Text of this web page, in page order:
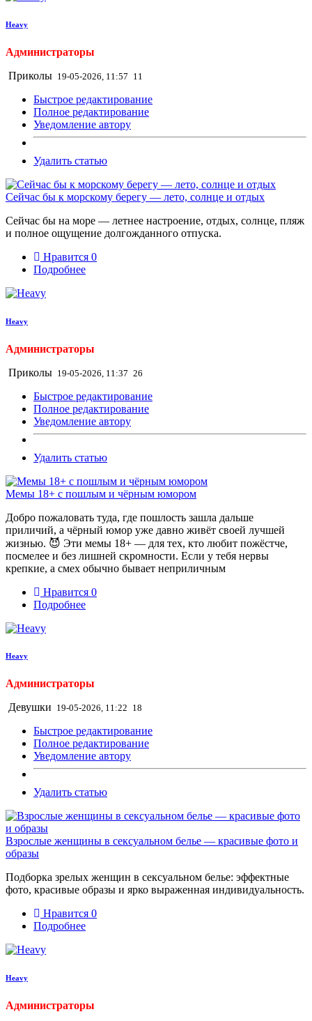
Heavy
Администраторы
Приколы 19-05-2026, 11:57 11
Быстрое редактирование
Полное редактирование
Уведомление автору
Удалить статью
Сейчас бы к морскому берегу — лето, солнце и отдых
Сейчас бы на море — летнее настроение, отдых, солнце, пляж
и полное ощущение долгожданного отпуска.
Нравится 0
Подробнее
Heavy
Администраторы
Приколы 19-05-2026, 11:37 26
Быстрое редактирование
Полное редактирование
Уведомление автору
Удалить статью
Мемы 18+ с пошлым и чёрным юмором
Добро пожаловать туда, где пошлость зашла дальше
приличий, а чёрный юмор уже давно живёт своей лучшей
жизнью. 😈 Эти мемы 18+ — для тех, кто любит пожёстче,
посмелее и без лишней скромности. Если у тебя нервы
крепкие, а смех обычно бывает неприличным
Нравится 0
Подробнее
Heavy
Администраторы
Девушки
19-05-2026, 11:22 18
Быстрое редактирование
Полное редактирование
Уведомление автору
Удалить статью
Взрослые женщины в сексуальном белье — красивые фото и
образы
Подборка зрелых женщин в сексуальном белье: эффектные
фото, красивые образы и ярко выраженная индивидуальность.
Нравится 0
Подробнее
Heavy
Администраторы